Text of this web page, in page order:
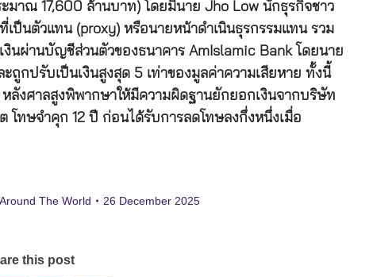
มาณ 17,600 ล้านบาท) โดยมีนาย Jho Low นักธุรกิจชาว
ป็นตัวแทน (proxy) หรือนายหน้าดำเนินธุรกรรมแทน รวม
นผ่านบัญชีส่วนตัวของธนาคาร AmIslamic Bank โดยนาย
กปรับเป็นเงินสูงสุด 5 เท่าของมูลค่าความเสียหาย ทั้งนี้
ลังศาลสูงพิพากษาให้มีความผิดฐานยักยอกเงินจากบริษัท
โทษจำคุก 12 ปี ก่อนได้รับการลดโทษลงกึ่งหนึ่งเมื่อ
The World 26 December 2025
this post